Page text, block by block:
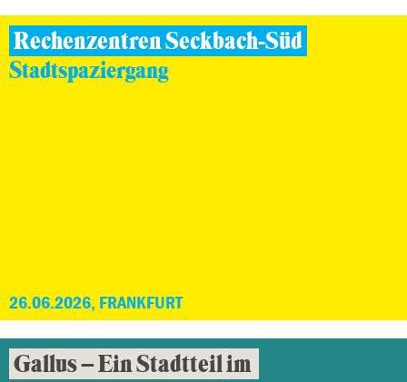
Rechenzentren Seckbach-Süd
Stadtspaziergang
26.06.2026, FRANKFURT
Gallus – Ein Stadtteil im